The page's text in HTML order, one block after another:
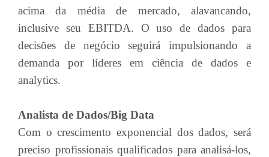
acima da média de mercado, alavancando,
inclusive seu EBITDA. O uso de dados para
decisões de negócio seguirá impulsionando a
demanda por líderes em ciência de dados e
analytics.
Analista de Dados/Big Data
Com o crescimento exponencial dos dados, será
preciso profissionais qualificados para analisá-los,